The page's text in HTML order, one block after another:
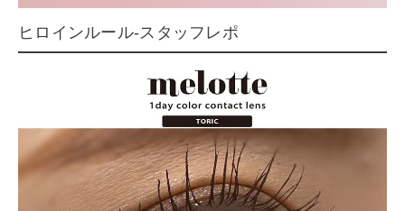
ヒロインルール-スタッフレポ